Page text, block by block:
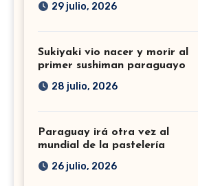
29 julio, 2026
Sukiyaki vio nacer y morir al
primer sushiman paraguayo
28 julio, 2026
Paraguay irá otra vez al
mundial de la pastelería
26 julio, 2026